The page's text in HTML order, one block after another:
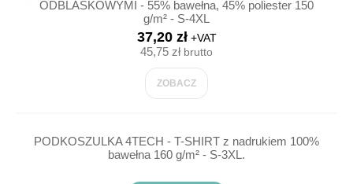
37,20 zł+VAT
45,75 złbrutto
ZOBACZ
PODKOSZULKA 4TECH - T-SHIRT z nadrukiem 100%
bawełna 160 g/m² - S-3XL.